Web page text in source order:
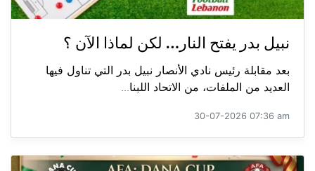
نبيل بدر يفتح النار… لكن لماذا الآن ؟
بعد مقابلة رئيس نادي الأنصار نبيل بدر التي تناول فيها
العديد من الملفات، من الاتحاد اللبنا...
30-07-2026 07:36 am